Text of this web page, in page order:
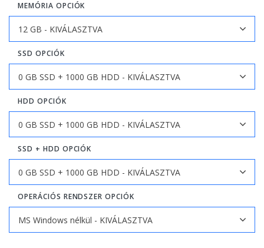
MEMÓRIA OPCIÓK
SSD OPCIÓK
HDD OPCIÓK
SSD + HDD OPCIÓK
OPERÁCIÓS RENDSZER OPCIÓK